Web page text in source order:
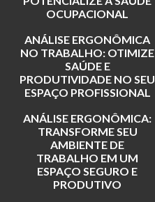
OCUPACIONAL
ANÁLISE ERGONÔMICA
NO TRABALHO: OTIMIZE
SAÚDE E
PRODUTIVIDADE NO SEU
ESPAÇO PROFISSIONAL
ANÁLISE ERGONÔMICA:
TRANSFORME SEU
AMBIENTE DE
TRABALHO EM UM
ESPAÇO SEGURO E
PRODUTIVO